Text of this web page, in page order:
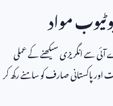
مواد
سے انگریزی سیکھنے کے عملی
اور پاکستانی صارف کو سامنے رکھ کر